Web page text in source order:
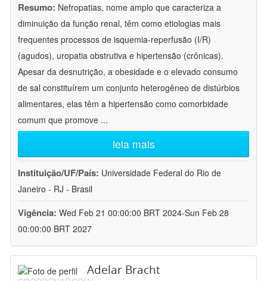
Resumo: Nefropatias, nome amplo que caracteriza a
diminuição da função renal, têm como etiologias mais
frequentes processos de isquemia-reperfusão (I/R)
(agudos), uropatia obstrutiva e hipertensão (crônicas).
Apesar da desnutrição, a obesidade e o elevado consumo
de sal constituírem um conjunto heterogêneo de distúrbios
alimentares, elas têm a hipertensão como comorbidade
comum que promove ...
leia mais
Instituição/UF/País: Universidade Federal do Rio de
Janeiro - RJ - Brasil
Vigência: Wed Feb 21 00:00:00 BRT 2024-Sun Feb 28
00:00:00 BRT 2027
Adelar Bracht